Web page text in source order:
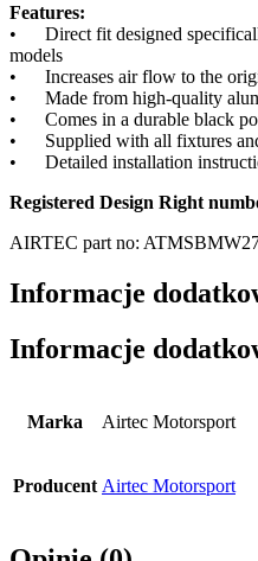
Features:
• Direct fit designed
models
• Increases air flow to the
• Made from high-quality
• Comes in a durable black
• Supplied with all fixtures
• Detailed installation
Registered Design Right
AIRTEC part no:
Informacje
Informacje
Marka Airtec Motorsport
Producent Airtec Motorsport